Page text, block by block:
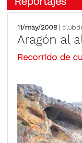
11/may/2008 |
Aragón al
Recorrido de